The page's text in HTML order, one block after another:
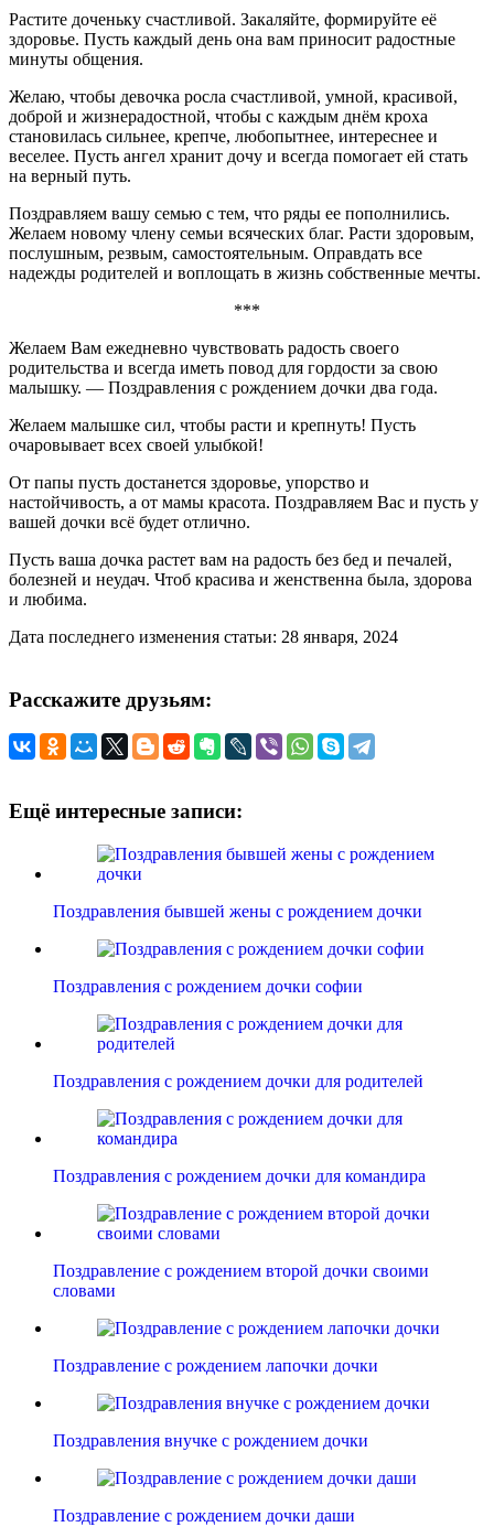
Растите доченьку счастливой. Закаляйте, формируйте её
здоровье. Пусть каждый день она вам приносит радостные
минуты общения.
Желаю, чтобы девочка росла счастливой, умной, красивой,
доброй и жизнерадостной, чтобы с каждым днём кроха
становилась сильнее, крепче, любопытнее, интереснее и
веселее. Пусть ангел хранит дочу и всегда помогает ей стать
на верный путь.
Поздравляем вашу семью с тем, что ряды ее пополнились.
Желаем новому члену семьи всяческих благ. Расти здоровым,
послушным, резвым, самостоятельным. Оправдать все
надежды родителей и воплощать в жизнь собственные мечты.
***
Желаем Вам ежедневно чувствовать радость своего
родительства и всегда иметь повод для гордости за свою
малышку. — Поздравления с рождением дочки два года.
Желаем малышке сил, чтобы расти и крепнуть! Пусть
очаровывает всех своей улыбкой!
От папы пусть достанется здоровье, упорство и
настойчивость, а от мамы красота. Поздравляем Вас и пусть у
вашей дочки всё будет отлично.
Пусть ваша дочка растет вам на радость без бед и печалей,
болезней и неудач. Чтоб красива и женственна была, здорова
и любима.
Дата последнего изменения статьи: 28 января, 2024
Расскажите друзьям:
Ещё интересные записи:
Поздравления бывшей жены с рождением дочки
Поздравления с рождением дочки софии
Поздравления с рождением дочки для родителей
Поздравления с рождением дочки для командира
Поздравление с рождением второй дочки своими
словами
Поздравление с рождением лапочки дочки
Поздравления внучке с рождением дочки
Поздравление с рождением дочки даши